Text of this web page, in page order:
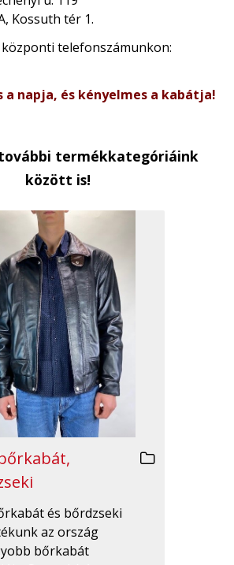
Kossuth tér 1.
telefonszámunkon:
a napja, és kényelmes a kabátja!
további termékkategóriáink
között is!
és bőrdzseki
az ország
bőrkabát